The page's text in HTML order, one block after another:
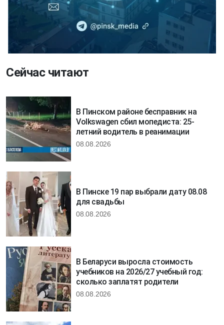
Сейчас читают
В Пинском районе бесправник на
Volkswagen сбил мопедиста: 25-
летний водитель в реанимации
08.08.2026
В Пинске 19 пар выбрали дату 08.08
для свадьбы
08.08.2026
В Беларуси выросла стоимость
учебников на 2026/27 учебный год:
сколько заплатят родители
08.08.2026